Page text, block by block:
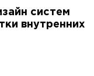
систем
внутренних